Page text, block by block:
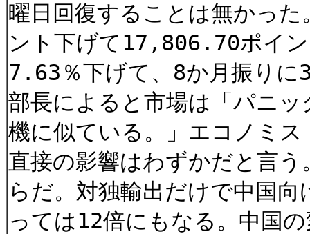
曜日回復することは無かっ
ント下げて17,806.70ポイン
7.63％下げて、8か月振りに
部長によると市場は「パニ
機に似ている。」エコノミ
直接の影響はわずかだと言
らだ。対独輸出だけで中国
っては12倍にもなる。中国